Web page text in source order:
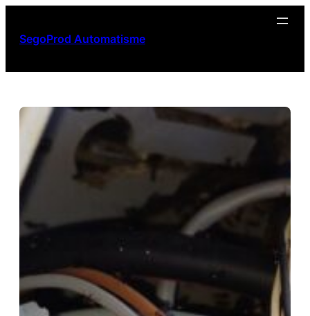
contenu
SegoProd Automatisme